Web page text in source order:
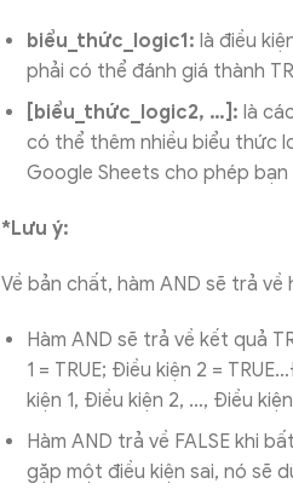
biểu_thức_logic1: là điều
phải có thể đánh giá thành
[biểu_thức_logic2, …]: là
có thể thêm nhiều biểu thức
Google Sheets cho phép
*Lưu ý:
Về bản chất, hàm AND sẽ trả về
Hàm AND sẽ trả về kết quả
1 = TRUE; Điều kiện 2 =
kiện 1, Điều kiện 2, …, Điều kiện
Hàm AND trả về FALSE khi
gặp một điều kiện sai, nó sẽ